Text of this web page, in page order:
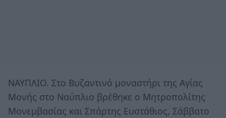
ΝΑΥΠΛΙΟ. Στο Βυζαντινό μοναστήρι της Αγίας
Μονής στο Ναύπλιο βρέθηκε ο Μητροπολίτης
Μονεμβασίας και Σπάρτης Ευστάθιος, Σάββατο